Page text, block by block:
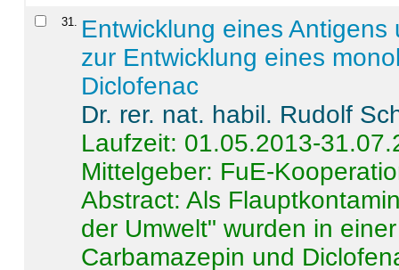
31. Entwicklung eines
zur Entwicklung eines
Diclofenac
Dr. rer. nat. habil. Rudolf
Laufzeit: 01.05.2013-
Mittelgeber: FuE-
Abstract:Als
der Umwelt" wurden in
Carbamazepin und